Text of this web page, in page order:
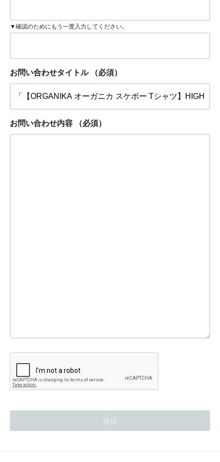
▼確認のためにもう一度入力してください。
お問い合わせタイトル （必須）
お問い合わせ内容 （必須）